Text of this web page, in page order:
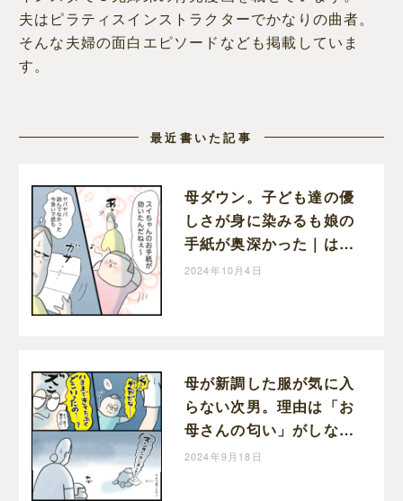
夫はピラティスインストラクターでかなりの曲者。
そんな夫婦の面白エピソードなども掲載していま
す。
最近書いた記事
母ダウン。子ども達の優
しさが身に染みるも娘の
手紙が奥深かった｜はん
ままの子育て絵日記
2024年10月4日
母が新調した服が気に入
らない次男。理由は「お
母さんの匂い」がしない
から｜はんままの子育て
2024年9月18日